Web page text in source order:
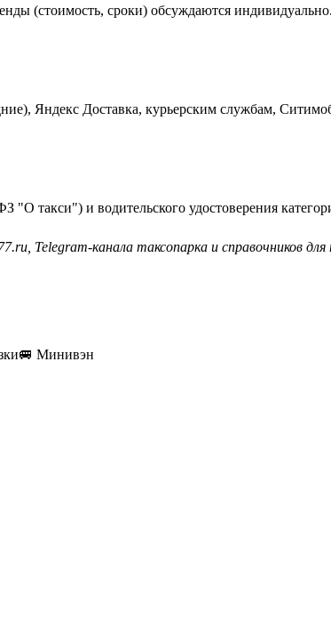
(стоимость, сроки) обсуждаются
Яндекс Доставка, курьерским службам,
"О такси") и водительского удостоверения
Telegram-канала таксопарка и справочников
🚐 Минивэн